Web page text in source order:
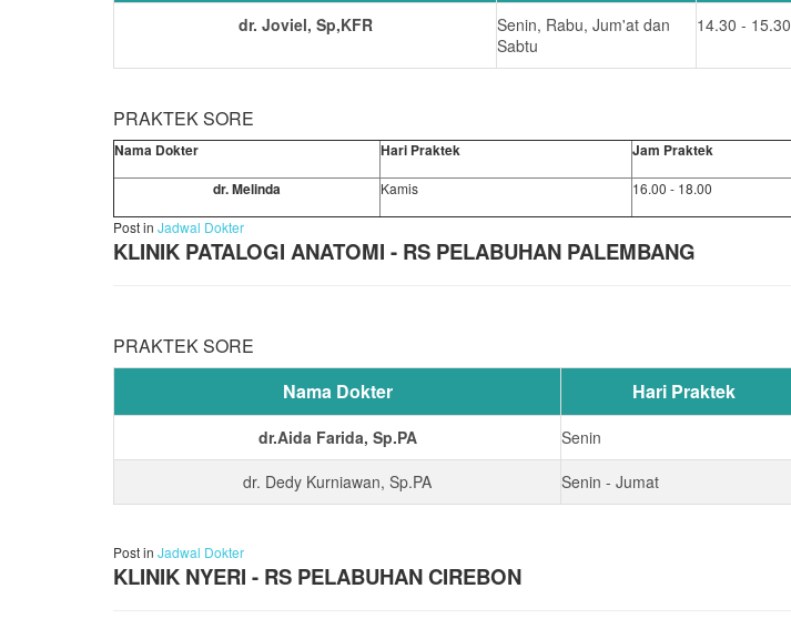
dr. Joviel, Sp,KFR
Senin, Rabu, Jum'at dan
Sabtu
14.30 - 15.30
PRAKTEK SORE
Nama Dokter Hari Praktek
Jam Praktek
dr. Melinda
Kamis 16.00 - 18.00
Post in Jadwal Dokter
KLINIK PATALOGI ANATOMI - RS PELABUHAN PALEMBANG
PRAKTEK SORE
Nama Dokter
Hari Praktek
dr.Aida Farida, Sp.PA Senin
dr. Dedy Kurniawan, Sp.PA
Senin - Jumat
Post in Jadwal Dokter
KLINIK NYERI - RS PELABUHAN CIREBON